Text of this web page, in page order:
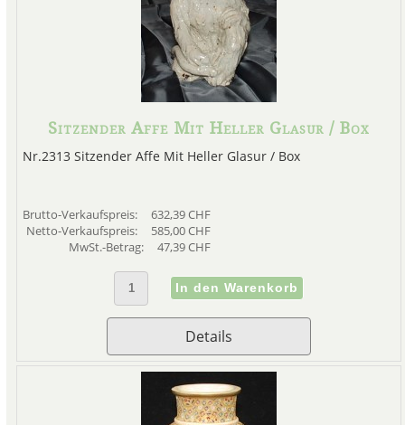
Sitzender Affe Mit Heller Glasur / Box
Nr.2313 Sitzender Affe Mit Heller Glasur / Box
Brutto-Verkaufspreis:
632,39 CHF
Netto-Verkaufspreis:
585,00 CHF
MwSt.-Betrag:
47,39 CHF
Details